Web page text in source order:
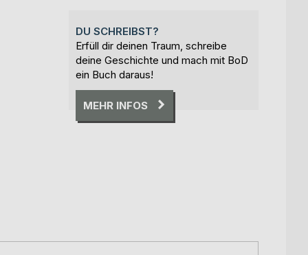
DU SCHREIBST?
Erfüll dir deinen Traum, schreibe
deine Geschichte und mach mit BoD
ein Buch daraus!
MEHR INFOS